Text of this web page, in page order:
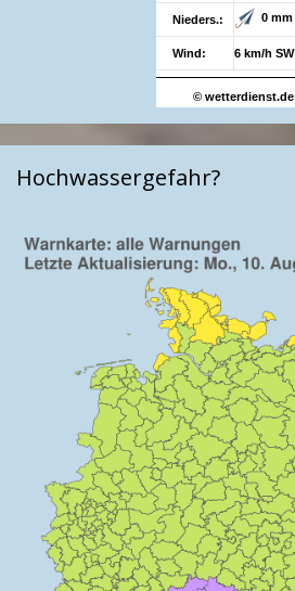
Nieders.: 0 mm
Wind: 6 km/h SW
© wetterdienst.de
Hochwassergefahr?